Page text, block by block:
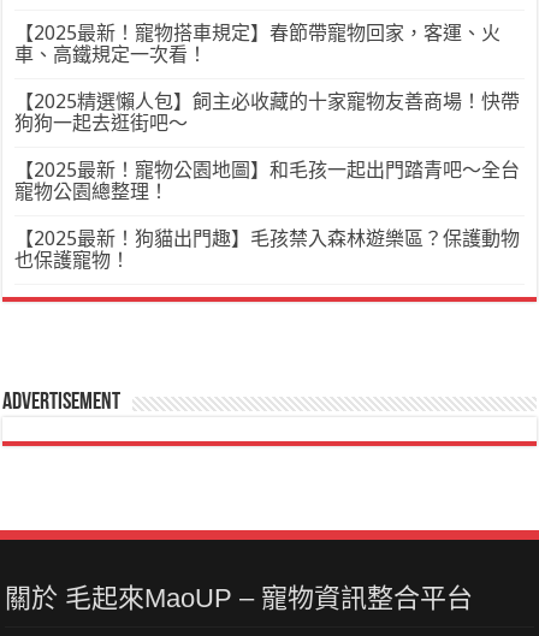
【2025最新！寵物搭車規定】春節帶寵物回家，客運、火
車、高鐵規定一次看！
【2025精選懶人包】飼主必收藏的十家寵物友善商場！快帶
狗狗一起去逛街吧～
【2025最新！寵物公園地圖】和毛孩一起出門踏青吧～全台
寵物公園總整理！
【2025最新！狗貓出門趣】毛孩禁入森林遊樂區？保護動物
也保護寵物！
Advertisement
關於 毛起來MaoUP – 寵物資訊整合平台